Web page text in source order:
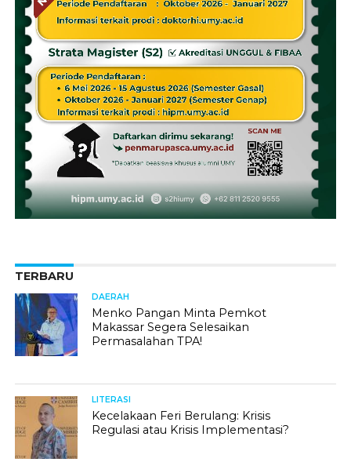
TERBARU
DAERAH
Menko Pangan Minta Pemkot
Makassar Segera Selesaikan
Permasalahan TPA!
LITERASI
Kecelakaan Feri Berulang: Krisis
Regulasi atau Krisis Implementasi?